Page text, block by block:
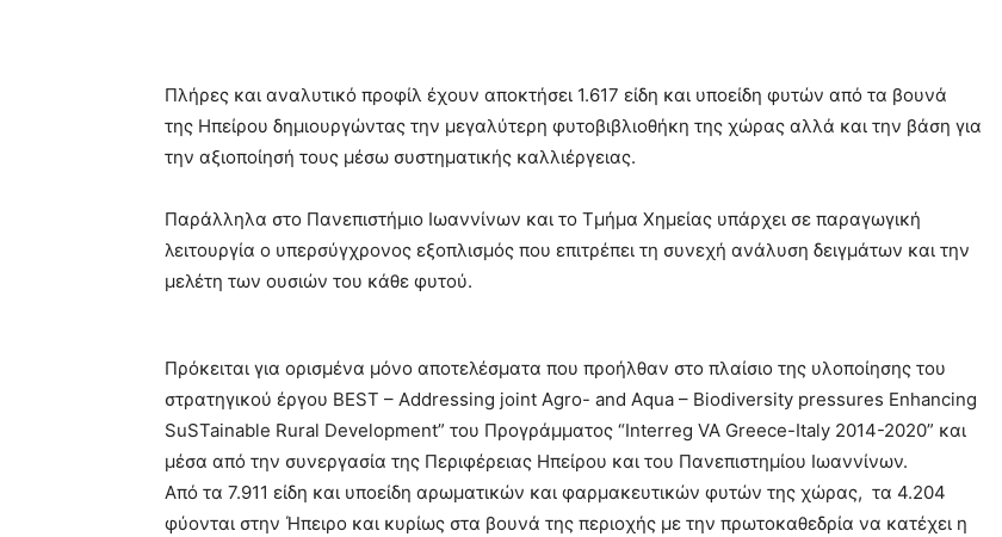
Πλήρες και αναλυτικό προφίλ έχουν αποκτήσει 1.617 είδη και υποείδη φυτών από τα βουνά
της Ηπείρου δημιουργώντας την μεγαλύτερη φυτοβιβλιοθήκη της χώρας αλλά και την βάση για
την αξιοποίησή τους μέσω συστηματικής καλλιέργειας.
Παράλληλα στο Πανεπιστήμιο Ιωαννίνων και το Τμήμα Χημείας υπάρχει σε παραγωγική
λειτουργία ο υπερσύγχρονος εξοπλισμός που επιτρέπει τη συνεχή ανάλυση δειγμάτων και την
μελέτη των ουσιών του κάθε φυτού.
Πρόκειται για ορισμένα μόνο αποτελέσματα που προήλθαν στο πλαίσιο της υλοποίησης του
στρατηγικού έργου BEST – Addressing joint Agro- and Aqua – Biodiversity pressures Enhancing
SuSTainable Rural Development” του Προγράμματος “Interreg VA Greece-Italy 2014-2020” και
μέσα από την συνεργασία της Περιφέρειας Ηπείρου και του Πανεπιστημίου Ιωαννίνων.
Από τα 7.911 είδη και υποείδη αρωματικών και φαρμακευτικών φυτών της χώρας, τα 4.204
φύονται στην Ήπειρο και κυρίως στα βουνά της περιοχής με την πρωτοκαθεδρία να κατέχει η